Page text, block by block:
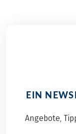
EIN
Angebote,